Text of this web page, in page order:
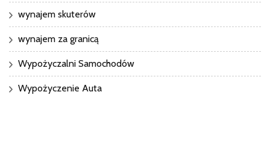
wynajem skuterów
wynajem za granicą
Wypożyczalni Samochodów
Wypożyczenie Auta